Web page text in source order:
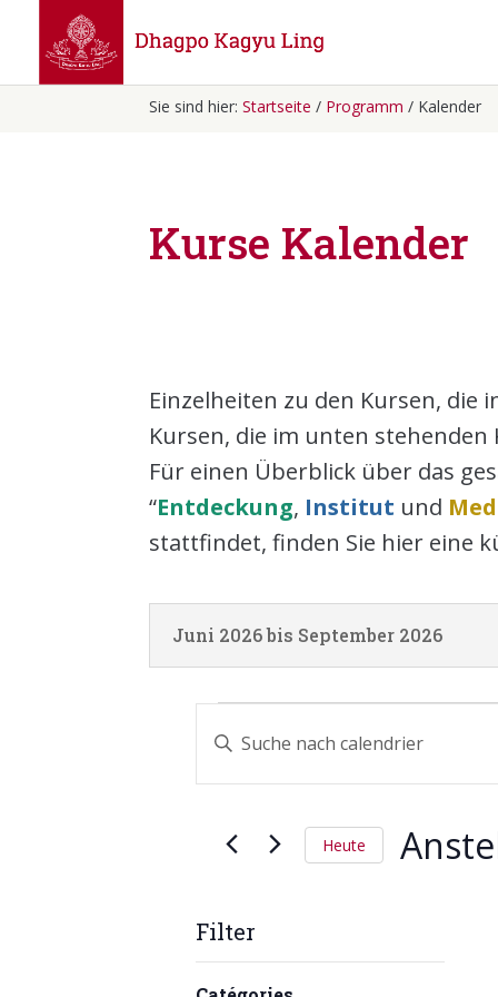
Sie sind hier:Startseite / Programm/ Kalender
Kurse Kalender
Einzelheiten zu den Kursen, die
Kursen, die im unten
Für einen Überblick über das
“Entdeckung, Institut und
stattfindet, finden Sie hier eine
Juni 2026 bis September 2026
Calendrier
Calendrier
Suche
und
Navigation
Bitte
Suche
Calendrier
Schlüsselwort.
Heute
Filter